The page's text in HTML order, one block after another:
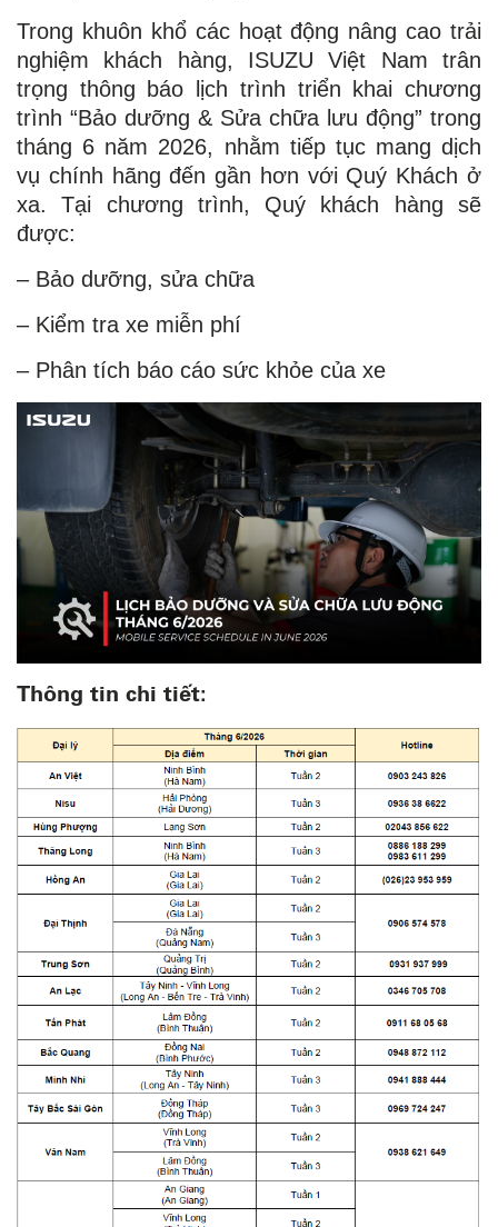
Trong khuôn khổ các hoạt động nâng cao trải
nghiệm khách hàng, ISUZU Việt Nam trân
trọng thông báo lịch trình triển khai chương
trình “Bảo dưỡng & Sửa chữa lưu động” trong
tháng 6 năm 2026, nhằm tiếp tục mang dịch
vụ chính hãng đến gần hơn với Quý Khách ở
xa. Tại chương trình, Quý khách hàng sẽ
được:
– Bảo dưỡng, sửa chữa
– Kiểm tra xe miễn phí
– Phân tích báo cáo sức khỏe của xe
Thông tin chi tiết: